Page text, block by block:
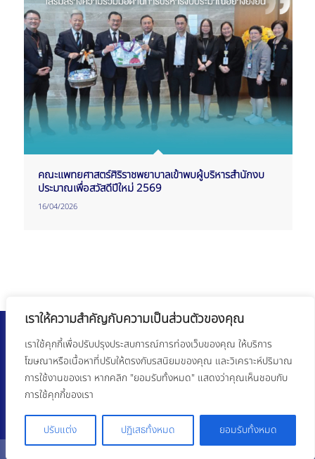
เราให้ความสำคัญกับความเป็นส่วนตัวของคุณ
เราใช้คุกกี้เพื่อปรับปรุงประสบการณ์การท่องเว็บของคุณ ให้บริการ
โฆษณาหรือเนื้อหาที่ปรับให้ตรงกับรสนิยมของคุณ และวิเคราะห์ปริมาณ
การใช้งานของเรา หากคลิก "ยอมรับทั้งหมด" แสดงว่าคุณเห็นชอบกับ
การใช้คุกกี้ของเรา
ปรับแต่ง ปฏิเสธทั้งหมด ยอมรับทั้งหมด
คณะแพทยศาสตร์ศิริราชพยาบาลเข้าพบผู้บริหารสำนักงบ
ประมาณเพื่อสวัสดีปีใหม่ 2569
16/04/2026
0 2414 1380, 0 2419 9649